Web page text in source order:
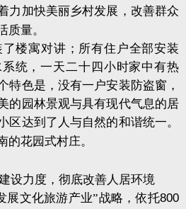
力加快美丽乡村发展，改善群众
质量。
楼寓对讲；所有住户全部安装
统，一天二十四小时家中有热
特色是，没有一户安装防盗窗，
的园林景观与具有现代气息的居
区达到了人与自然的和谐统一。
的花园式村庄。
设力度，彻底改善人居环境
展文化旅游产业”战略，依托800